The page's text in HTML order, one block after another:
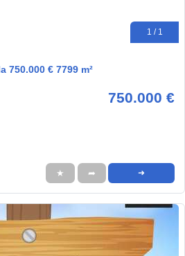
1 / 1
750.000 € 7799 m²
750.000 €
★ ➦ ➜